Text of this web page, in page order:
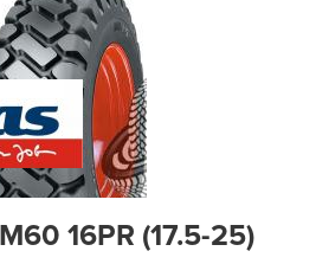
16PR (17.5-25)